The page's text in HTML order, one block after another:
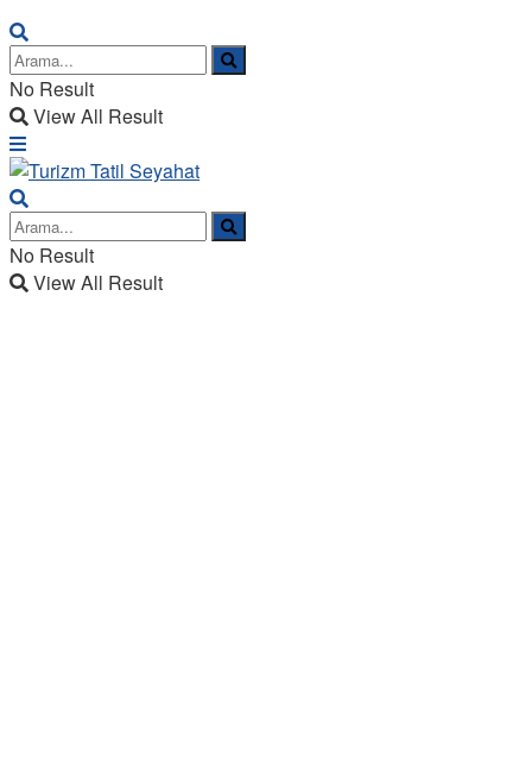
No Result
View All Result
No Result
View All Result